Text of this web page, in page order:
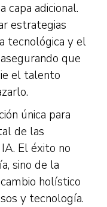
capa adicional.
estrategias
tecnológica y el
que
el talento
única para
de las
El éxito no
sino de la
holístico
y tecnología.